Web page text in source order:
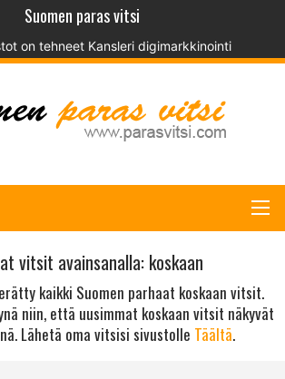
Suomen paras vitsi
on tehneet Kansleri digimarkkinointi
vitsit avainsanalla: koskaan
kaikki Suomen parhaat koskaan vitsit.
niin, että uusimmat koskaan vitsit näkyvät
Lähetä oma vitsisi sivustolle Täältä.